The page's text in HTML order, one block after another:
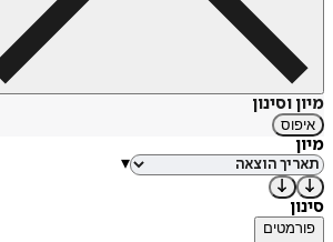
מיון וסינון
איפוס
מיון
▾
סינון
פורמטים